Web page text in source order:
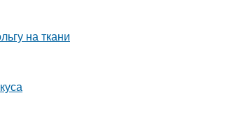
на ткани